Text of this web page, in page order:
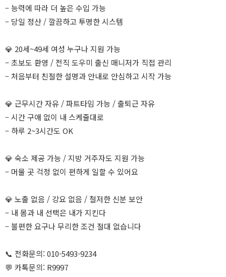
– 능력에 따라 더 높은 수입 가능
– 당일 정산 / 깔끔하고 투명한 시스템
💎 20세~49세 여성 누구나 지원 가능
– 초보도 환영 / 전직 도우미 출신 매니저가 직접 관리
– 처음부터 친절한 설명과 안내로 안심하고 시작 가능
💎 근무시간 자유 / 파트타임 가능 / 출퇴근 자유
– 시간 구애 없이 내 스케줄대로
– 하루 2~3시간도 OK
💎 숙소 제공 가능 / 지방 거주자도 지원 가능
– 머물 곳 걱정 없이 편하게 일할 수 있어요
💎 노출 없음 / 강요 없음 / 철저한 신분 보안
– 내 몸과 내 선택은 내가 지킨다
– 불편한 요구나 무리한 조건 절대 없습니다
📞 전화문의: 010-5493-9234
💬 카톡문의: R9997